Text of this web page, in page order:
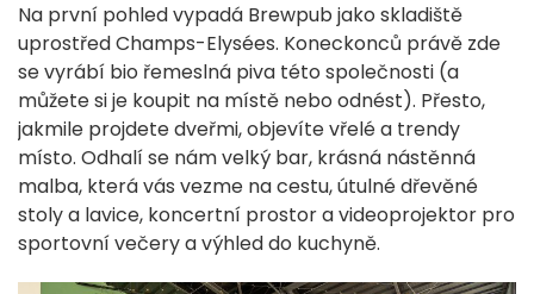
Na první pohled vypadá Brewpub jako skladiště
uprostřed Champs-Elysées. Koneckonců právě zde
se vyrábí bio řemeslná piva této společnosti (a
můžete si je koupit na místě nebo odnést). Přesto,
jakmile projdete dveřmi, objevíte vřelé a trendy
místo. Odhalí se nám velký bar, krásná nástěnná
malba, která vás vezme na cestu, útulné dřevěné
stoly a lavice, koncertní prostor a videoprojektor pro
sportovní večery a výhled do kuchyně.